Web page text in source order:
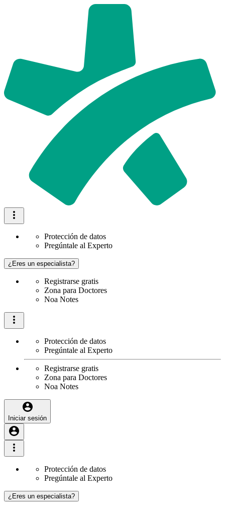
Protección de datos
Pregúntale al Experto
¿Eres un especialista?
Registrarse gratis
Zona para Doctores
Noa Notes
Protección de datos
Pregúntale al Experto
Registrarse gratis
Zona para Doctores
Noa Notes
Iniciar sesión
Protección de datos
Pregúntale al Experto
¿Eres un especialista?